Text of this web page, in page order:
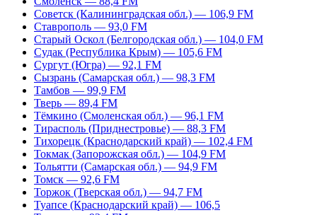
Советск (Калининградская обл.) — 106,9 FM
Ставрополь — 93,0 FM
Старый Оскол (Белгородская обл.) — 104,0 FM
Судак (Республика Крым) — 105,6 FM
Сургут (Югра) — 92,1 FM
Сызрань (Самарская обл.) — 98,3 FM
Тамбов — 99,9 FM
Тверь — 89,4 FM
Тёмкино (Смоленская обл.) — 96,1 FM
Тирасполь (Приднестровье) — 88,3 FM
Тихорецк (Краснодарский край) — 102,4 FM
Токмак (Запорожская обл.) — 104,9 FM
Тольятти (Самарская обл.) — 94,9 FM
Томск — 92,6 FM
Торжок (Тверская обл.) — 94,7 FM
Туапсе (Краснодарский край) — 106,5